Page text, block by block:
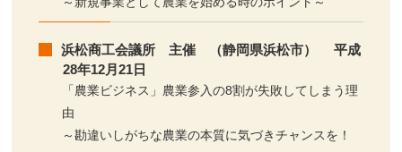
浜松商工会議所 主催 （静岡県浜松市） 平成
28年12月21日
「農業ビジネス」農業参入の8割が失敗してしまう理
由
～勘違いしがちな農業の本質に気づきチャンスを！